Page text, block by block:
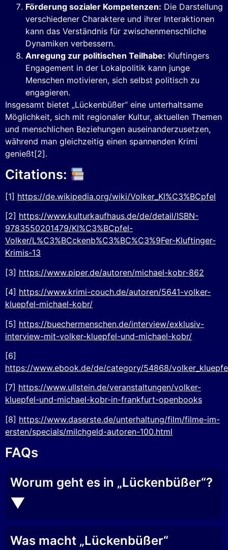
Förderung sozialer Kompetenzen: Die Darstellung
verschiedener Charaktere und ihrer Interaktionen
kann das Verständnis für zwischenmenschliche
Dynamiken verbessern.
Anregung zur politischen Teilhabe: Kluftingers
Engagement in der Lokalpolitik kann junge
Menschen motivieren, sich selbst politisch zu
engagieren.
Insgesamt bietet „Lückenbüßer“ eine unterhaltsame
Möglichkeit, sich mit regionaler Kultur, aktuellen Themen
und menschlichen Beziehungen auseinanderzusetzen,
während man gleichzeitig einen spannenden Krimi
genießt[2].
Citations:
[1] https://de.wikipedia.org/wiki/Volker_Kl%C3%BCpfel
[2] https://www.kulturkaufhaus.de/de/detail/ISBN-
9783550201479/Kl%C3%BCpfel-
Volker/L%C3%BCckenb%C3%BC%C3%9Fer-Kluftinger-
Krimis-13
[3] https://www.piper.de/autoren/michael-kobr-862
[4] https://www.krimi-couch.de/autoren/5641-volker-
kluepfel-michael-kobr/
[5] https://buechermenschen.de/interview/exklusiv-
interview-mit-volker-kluepfel-und-michael-kobr/
[6]
https://www.ebook.de/de/category/54868/
[7] https://www.ullstein.de/veranstaltungen/volker-
kluepfel-und-michael-kobr-in-frankfurt-openbooks
[8] https://www.daserste.de/unterhaltung/film/filme-im-
ersten/specials/milchgeld-autoren-100.html
FAQs
Worum geht es in „Lückenbüßer“?
Was macht „Lückenbüßer“